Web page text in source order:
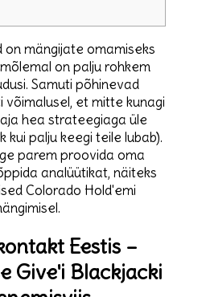
on mängijate omamiseks
on palju rohkem
Samuti põhinevad
et mitte kunagi
hea strateegiaga üle
kui palju keegi teile lubab).
parem proovida oma
analüütikat, näiteks
Colorado Hold'emi
Eestis –
Give'i Blackjacki